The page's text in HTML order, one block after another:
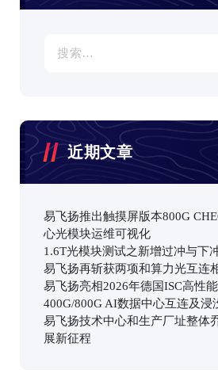
索：
近期文章
易飞扬推出触摸屏版本800G
心光模块运维可视化
1.6T光模块测试之新增过冲与下
易飞扬再斩获两项和算力光互连
易飞扬亮相2026年德国ISC高性
400G/800G AI数据中心互连及浸
易飞扬技术中心和生产厂址整体
展新征程